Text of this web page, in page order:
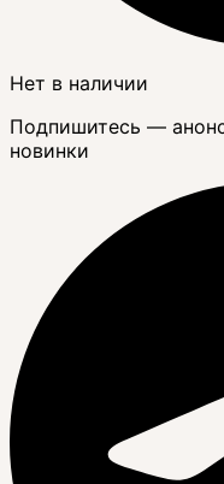
Нет в наличии
Подпишитесь —
новинки